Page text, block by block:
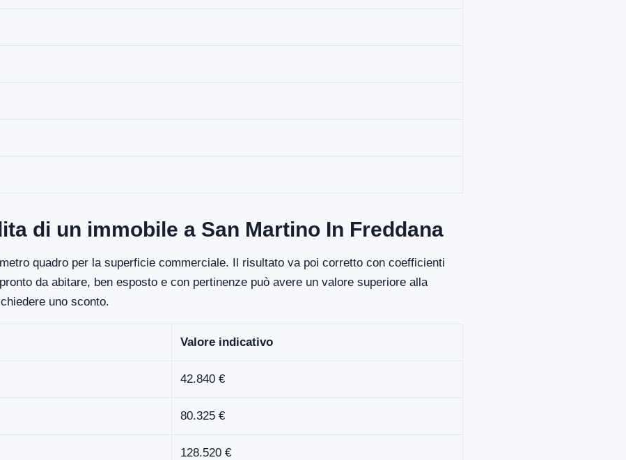
di un immobile a San Martino In Freddana
quadro per la superficie commerciale. Il risultato va poi corretto con coefficienti
da abitare, ben esposto e con pertinenze può avere un valore superiore alla
uno sconto.
Valore indicativo
42.840 €
80.325 €
128.520 €